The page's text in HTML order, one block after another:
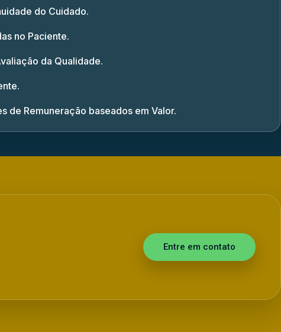
do Cuidado.
no Paciente.
da Qualidade.
de Remuneração baseados em Valor.
Entre em contato